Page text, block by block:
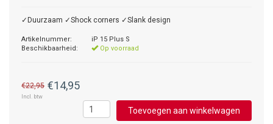
✓Duurzaam ✓Shock corners ✓Slank design
Artikelnummer:
iP 15 Plus S
Beschikbaarheid:
Op voorraad
€22,95 €14,95
Incl. btw
Toevoegen aan winkelwagen